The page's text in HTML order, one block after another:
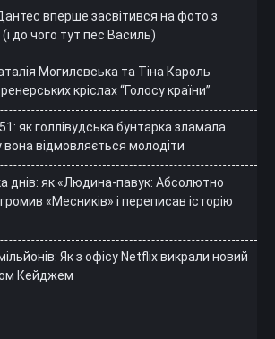
вперше засвітився на фото з
до чого тут пес Василь)
Могилевська та Тіна Кароль
кріслах “Голосу країни”
як голлівудська бунтарка зламала
відмовляється молодіти
днів: як «Людина-павук: Абсолютно
«Месників» і переписав історію
Як з офісу Netflix викрали новий
Кейджем